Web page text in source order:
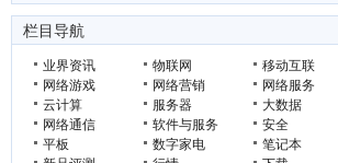
2026年工控机十大品牌权威测评：不同场景选型推荐
栏目导航
业界资讯 物联网 移动互联
网络游戏
网络营销 网络服务
云计算
服务器 大数据
网络通信
软件与服务 安全
平板
数字家电 笔记本